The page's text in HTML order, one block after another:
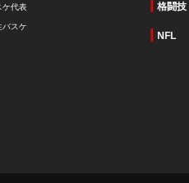
ケ代表
バスケ
格闘技
NFL